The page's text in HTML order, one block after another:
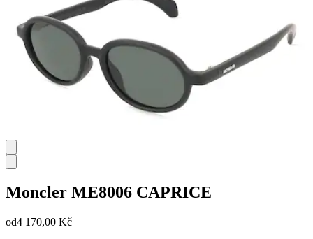
Moncler ME8006 CAPRICE
od4 170,00 Kč